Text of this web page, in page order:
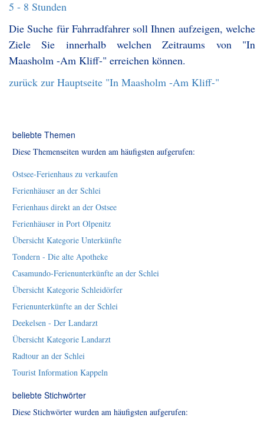
5 - 8 Stunden
Die Suche für Fahrradfahrer soll Ihnen aufzeigen, welche
Ziele Sie innerhalb welchen Zeitraums von "In
Maasholm -Am Kliff-" erreichen können.
zurück zur Hauptseite "In Maasholm -Am Kliff-"
beliebte Themen
Diese Themenseiten wurden am häufigsten aufgerufen:
Ostsee-Ferienhaus zu verkaufen
Ferienhäuser an der Schlei
Ferienhaus direkt an der Ostsee
Ferienhäuser in Port Olpenitz
Übersicht Kategorie Unterkünfte
Tondern - Die alte Apotheke
Casamundo-Ferienunterkünfte an der Schlei
Übersicht Kategorie Schleidörfer
Ferienunterkünfte an der Schlei
Deekelsen - Der Landarzt
Übersicht Kategorie Landarzt
Radtour an der Schlei
Tourist Information Kappeln
beliebte Stichwörter
Diese Stichwörter wurden am häufigsten aufgerufen: